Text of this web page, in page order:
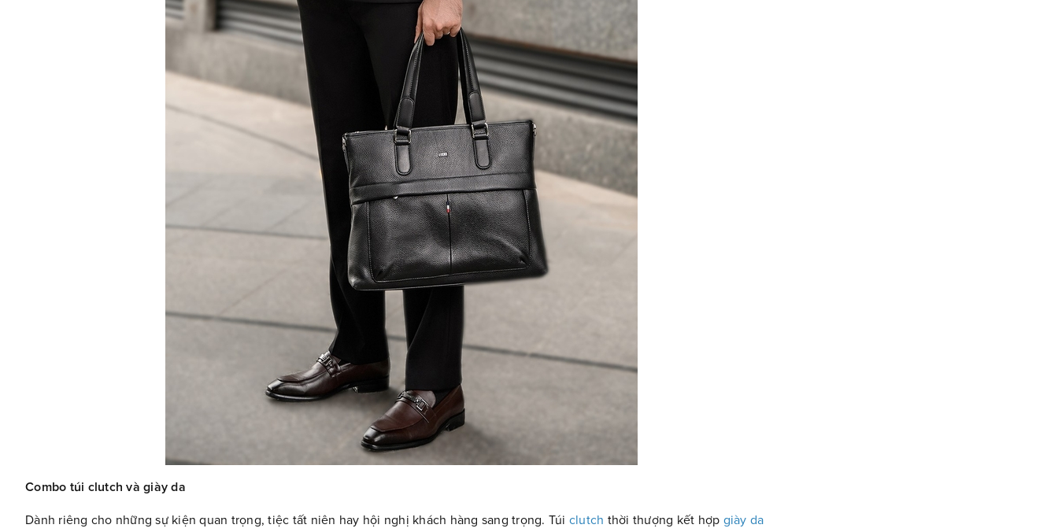
Combo túi clutch và giày da
Dành riêng cho những sự kiện quan trọng, tiệc tất niên hay hội nghị khách hàng sang trọng. Túi clutch thời thượng kết hợp giày da